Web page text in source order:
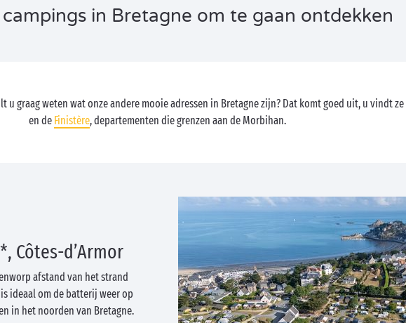
in Bretagne om te gaan ontdekken
graag weten wat onze andere mooie adressen in Bretagne zijn? Dat komt goed uit, u vindt
en de Finistère, departementen die grenzen aan de Morbihan.
Côtes-d’Armor
afstand van het strand
ideaal om de batterij weer op
in het noorden van Bretagne.